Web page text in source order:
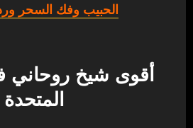
الحبيب وفك السحر
أقوى شيخ روحاني
المتحدة